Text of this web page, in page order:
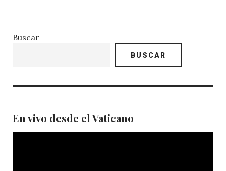
Buscar
BUSCAR
En vivo desde el Vaticano